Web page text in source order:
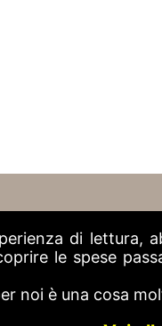
di lettura,
le spese
noi è una cosa